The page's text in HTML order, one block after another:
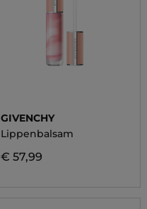
GIVENCHY
Lippenbalsam
€ 57,99